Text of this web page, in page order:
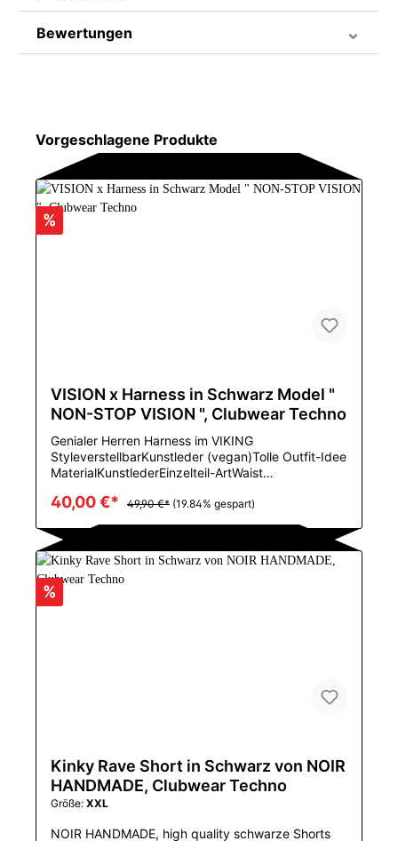
Bewertungen
Vorgeschlagene Produkte
%
VISION x Harness in Schwarz Model "
NON-STOP VISION ", Clubwear Techno
Genialer Herren Harness im VIKING
StyleverstellbarKunstleder (vegan)Tolle Outfit-Idee
MaterialKunstlederEinzelteil-ArtWaist
(Herkunft)CNZhejiangSizeAdjustable Shipping to
40,00 €* 49,90 €* (19.84% gespart)
%
Kinky Rave Short in Schwarz von NOIR
HANDMADE, Clubwear Techno
Größe: XXL
NOIR HANDMADE, high quality schwarze Shorts